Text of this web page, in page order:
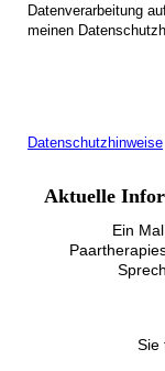
Daten­verarbeitung
meinen
Datenschutzhinweise
Aktuelle
Ein
Sie